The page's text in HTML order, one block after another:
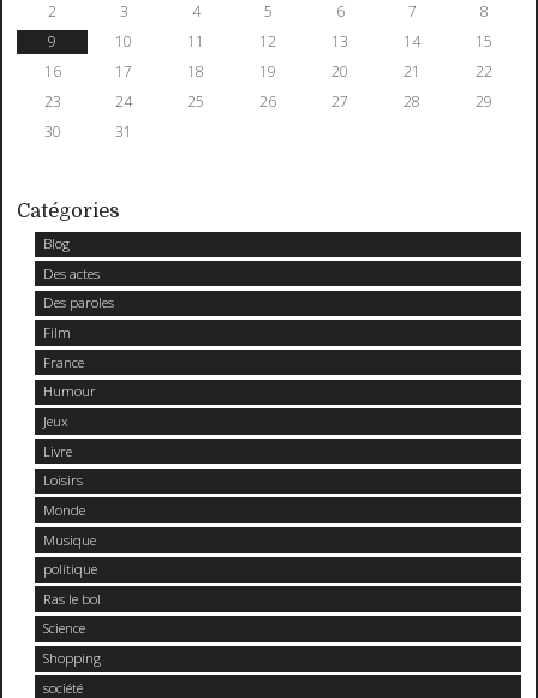
2
3 4 5 6 7
8
9
10 11 12 13 14
15
16
17 18 19 20 21
22
23
24 25 26 27 28
29
30
31
Catégories
Blog
Des actes
Des paroles
Film
France
Humour
Jeux
Livre
Loisirs
Monde
Musique
politique
Ras le bol
Science
Shopping
société